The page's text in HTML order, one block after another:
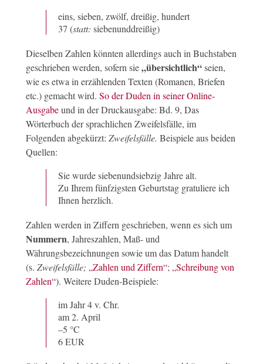
eins, sieben, zwölf, dreißig, hundert
37 (statt: siebenunddreißig)
Dieselben Zahlen könnten allerdings auch in Buchstaben
geschrieben werden, sofern sie„übersichtlich“seien,
wie es etwa in erzählenden Texten (Romanen, Briefen
etc.) gemacht wird. So der Duden in seiner Online-
Ausgabeund in der Druckausgabe: Bd. 9, Das
Wörterbuch der sprachlichen Zweifelsfälle, im
Folgenden abgekürzt: Zweifelsfälle. Beispiele aus beiden
Quellen:
Sie wurde siebenundsiebzig Jahre alt.
Zu Ihrem fünfzigsten Geburtstag gratuliere ich
Ihnen herzlich.
Zahlen werden in Ziffern geschrieben, wenn es sich um
Nummern, Jahreszahlen, Maß- und
Währungsbezeichnungen sowie um das Datum handelt
(s. Zweifelsfälle; „Zahlen und Ziffern“; „Schreibung von
Zahlen“). Weitere Duden-Beispiele:
im Jahr 4 v. Chr.
am 2. April
–5 °C
6 EUR